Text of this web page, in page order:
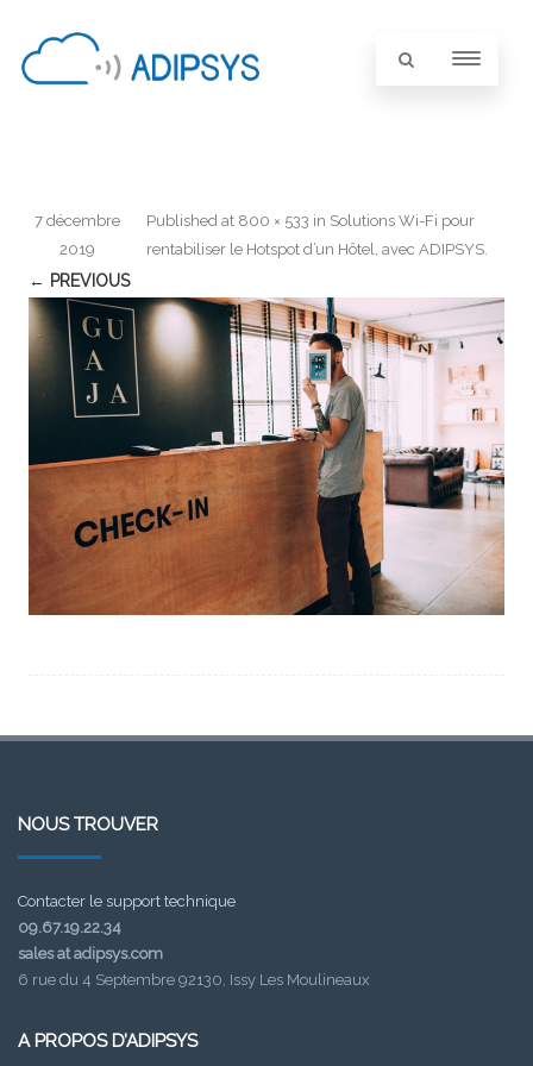
Published
7 décembre
2019
at 800 × 533 in Solutions Wi-Fi pour
rentabiliser le Hotspot d’un Hôtel, avec ADIPSYS.
← PREVIOUS
NOUS TROUVER
Contacter le support technique
09.67.19.22.34
sales at adipsys.com
6 rue du 4 Septembre 92130, Issy Les Moulineaux
A PROPOS D’ADIPSYS